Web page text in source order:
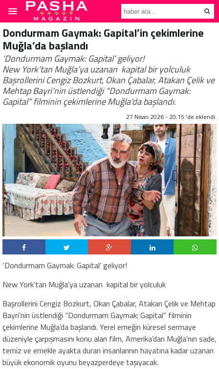
Dondurmam Gaymak: Gapital’in çekimlerine
Muğla’da başlandı
‘Dondurmam Gaymak: Gapital’ geliyor!
New York’tan Muğla’ya uzanan kapital bir yolculuk
Başrollerini Cengiz Bozkurt, Okan Çabalar, Atakan Çelik ve
Mehtap Bayri’nin üstlendiği “Dondurmam Gaymak:
Gapital” filminin çekimlerine Muğla’da başlandı.
27 Nisan 2026 - 20:15 'de eklendi.
‘Dondurmam Gaymak: Gapital’ geliyor!
New York’tan Muğla’ya uzanan kapital bir yolculuk
Başrollerini Cengiz Bozkurt, Okan Çabalar, Atakan Çelik ve Mehtap
Bayri’nin üstlendiği “Dondurmam Gaymak: Gapital” filminin
çekimlerine Muğla’da başlandı. Yerel emeğin küresel sermaye
düzeniyle çarpışmasını konu alan film, Amerika’dan Muğla’nın sade,
temiz ve emekle ayakta duran insanlarının hayatına kadar uzanan
büyük ekonomik oyunu beyazperdeye taşıyacak.